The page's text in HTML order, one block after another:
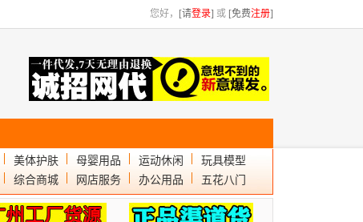
您好， [请登录] 或 [免费注册]
美体护肤 母婴用品 运动休闲
玩具模型
综合商城 网店服务 办公用品 五花八门